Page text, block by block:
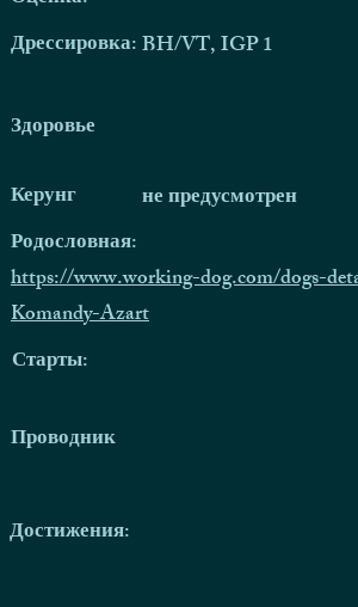
Дрессировка:BH/VT, IGP 1
Здоровье
Керунг
не предусмотрен
Родословная:
https://www.working-dog.com/dogs-
Komandy-Azart
Старты:
Проводник
Достижения: